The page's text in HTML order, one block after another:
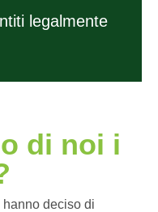
legalmente
di noi i
deciso di